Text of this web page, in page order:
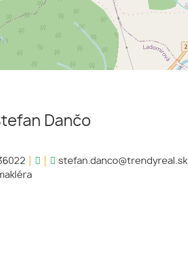
Dančo
stefan.danco@trendyreal.sk